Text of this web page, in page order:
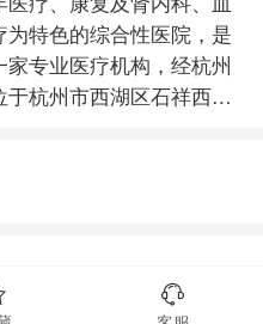
特色的综合性医院，是
专业医疗机构，经杭州
杭州市西湖区石祥西路
。 医院目前开
科、针灸推拿科、康复
压吸引、自动呼叫系
进口16排螺旋CT、呼吸